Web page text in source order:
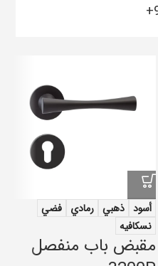
أسود ذهبي رمادي فضي
نسكافيه
مقبض باب منفصل